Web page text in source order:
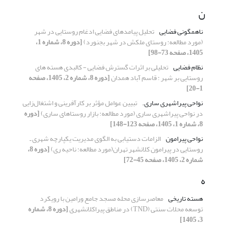
ن
ناهمگونی فضایی تحلیل پیامدهای فضایی ادغام روستایی در شهر
(مورد مطالعه: روستای ملکش در شهر بجنورد) [دوره 8، شماره 1،
1405، صفحه 73-98]
نظام فضایی تحلیلی بر اثرات گسترش فضایی - کالبدی هسته های
روستایی بر شهر : قاسم آباد همدان [دوره 8، شماره 2، 1405، صفحه
1-20]
نواحی پیراشهری ساری. تبیین عوامل مؤثر بر کارآفرینی و اشتغال‌زایی
در نواحی پیراشهری ساری‌ (مورد مطالعه: بازار روستاهای ساری)[دوره
8، شماره 1، 1405، صفحه 123-148]
نواحی پیرامون الزامات دستیابی به الگوی مدیریت یکپارچه شهری ـ
روستاییدر پیرامون کلانشهر تهران(مورد مطالعه: ناحیه ری) [دوره 8،
شماره 2، 1405، صفحه 45-72]
ه
هسته تاریخی معاصرسازی محله مسجد جامع ورامین با رویکرد
توسعه محلات سنتی (TND) در مناطق پیراکلانشهری [دوره 8، شماره
3، 1405]